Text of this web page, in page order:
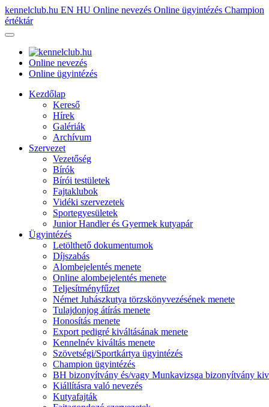
kennelclub.hu EN HU Online nevezés Online ügyintézés Champion
értéktár
Online nevezés
Online ügyintézés
Kezdőlap
Kereső
Hírek
Galériák
Archívum
Szervezet
Vezetőség
Bírók
Bírói testületek
Fajtaklubok
Vidéki szervezetek
Sportegyesületek
Junior Handler és Gyermek kutyapár
Ügyintézés
Letölthető dokumentumok
Díjszabás
Alombejelentés menete
Online alombejelentés menete
Teljesítményfűzet
Német Juhászkutya törzskönyvezésének menete
Tulajdonjog átírás menete
Honosítás menete
Export pedigré kiváltásának menete
Kennelnév kiváltás menete
Szövetségi/Sportkártya ügyintézés
Champion ügyintézés
BH bizonyítvány és/vagy Munkavizsga bizonyítvány
Kiállításra való nevezés
Kutyafajták